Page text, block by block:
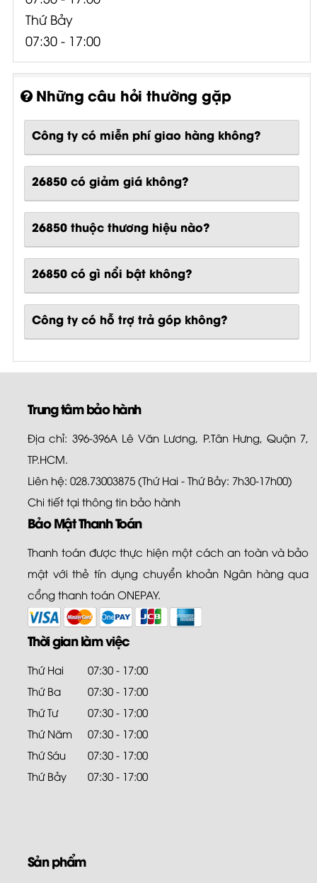
Thứ Bảy
07:30 - 17:00
Những câu hỏi thường gặp
Công ty có miễn phí giao hàng không?
26850 có giảm giá không?
26850 thuộc thương hiệu nào?
26850có gì nổi bật không?
Công ty có hỗ trợ trả góp không?
Trung tâm bảo hành
Địa chỉ: 396-396A Lê Văn Lương, P.Tân Hưng, Quận 7,
TP.HCM.
Liên hệ: 028.73003875 (Thứ Hai - Thứ Bảy: 7h30-17h00)
Chi tiết tại thông tin bảo hành
Bảo Mật Thanh Toán
Thanh toán được thực hiện một cách an toàn và bảo
mật với thẻ tín dụng chuyển khoản Ngân hàng qua
cổng thanh toán ONEPAY.
Thời gian làm việc
Thứ Hai
07:30 - 17:00
Thứ Ba
07:30 - 17:00
Thứ Tư
07:30 - 17:00
Thứ Năm
07:30 - 17:00
Thứ Sáu
07:30 - 17:00
Thứ Bảy
07:30 - 17:00
Sản phẩm